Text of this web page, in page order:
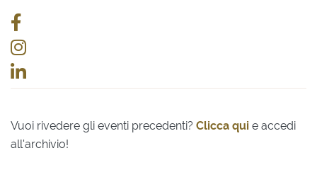
Vuoi rivedere gli eventi precedenti? Clicca qui e accedi
all'archivio!